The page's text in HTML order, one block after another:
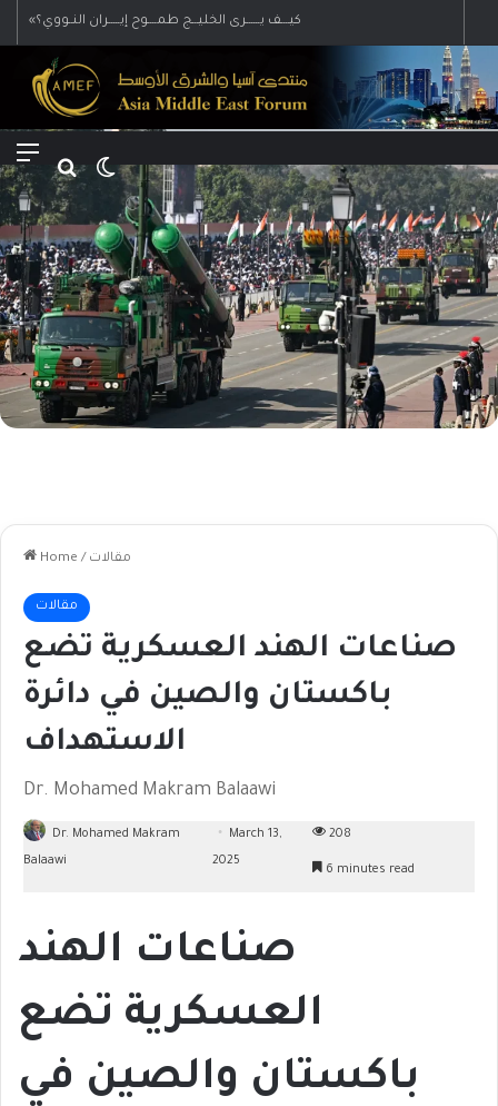
Menu Search for
Home / مقالات
مقالات
صناعات الهند العسكرية تضع
باكستان والصين في دائرة
الاستهداف
Dr. Mohamed Makram Balaawi
Dr. Mohamed Makram
Balaawi
March 13,
2025
208
6 minutes read
صناعات الهند
العسكرية تضع
باكستان والصين في